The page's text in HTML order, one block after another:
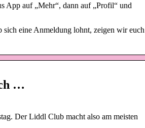
App auf „Mehr“, dann auf „Profil“ und
eine Anmeldung lohnt, zeigen wir euch
…
Der Liddl Club macht also am meisten